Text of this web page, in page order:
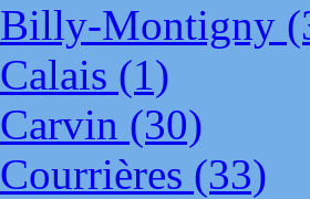
Billy-Montigny
Calais (1)
Carvin (30)
Courrières (33)